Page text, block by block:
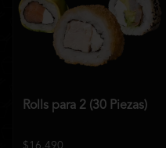
Rolls para 2 (30 Piezas)
$16.490